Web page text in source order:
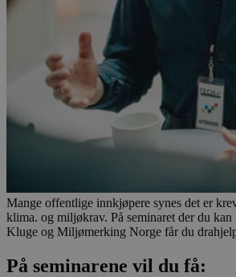
Mange offentlige innkjøpere synes det er
klima. og miljøkrav. På seminaret der du
Kluge og Miljømerking Norge får du
På seminarene vil du få: